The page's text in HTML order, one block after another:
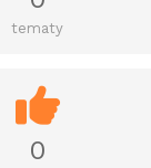
tematy
0